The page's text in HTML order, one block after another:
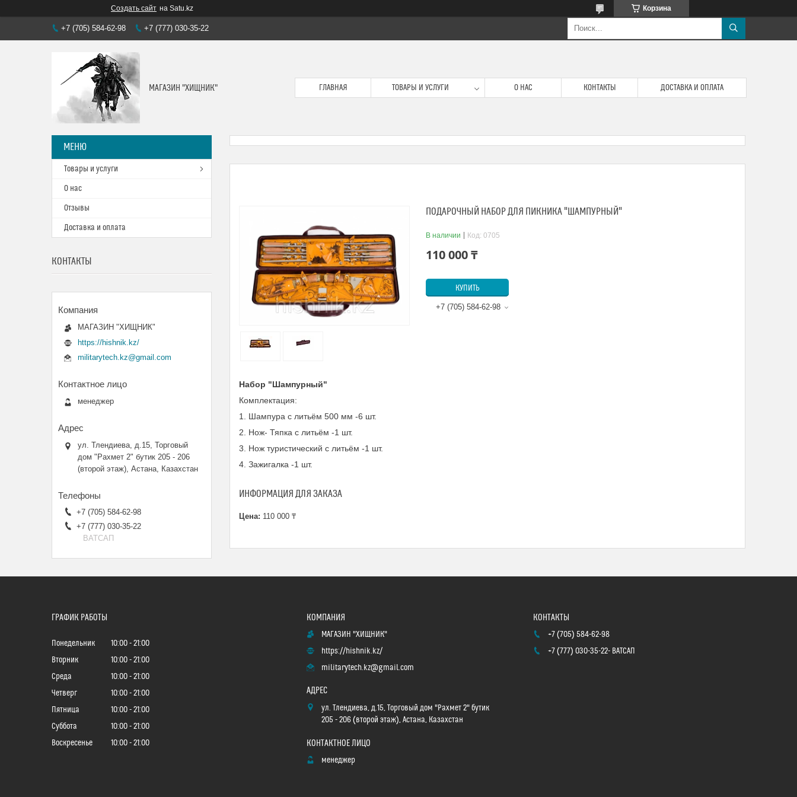
Создать сайт на Satu.kz Корзина
+7 (705) 584-62-98 +7 (777) 030-35-22
МАГАЗИН "ХИЩНИК" ГЛАВНАЯ ТОВАРЫ И УСЛУГИ О НАС КОНТАКТЫ ДОСТАВКА И ОПЛАТА
ПОДАРОЧНЫЙ НАБОР ДЛЯ ПИКНИКА "ШАМПУРНЫЙ"
В наличии Код: 0705
110 000 ₸
КУПИТЬ
+7 (705) 584-62-98
Набор "Шампурный"
Комплектация:
1. Шампура с литьём 500 мм -6 шт.
2. Нож- Тяпка с литьём -1 шт.
3. Нож туристический с литьём -1 шт.
4. Зажигалка -1 шт.
ИНФОРМАЦИЯ ДЛЯ ЗАКАЗА
Цена: 110 000 ₸
Товары и услуги
О нас
Отзывы
Доставка и оплата
КОНТАКТЫ
МАГАЗИН "ХИЩНИК"
https://hishnik.kz/
militarytech.kz@gmail.com
менеджер
ул. Тлендиева, д.15, Торговый
дом "Рахмет 2" бутик 205 - 206
(второй этаж), Астана, Казахстан
+7 (705) 584-62-98
+7 (777) 030-35-22
ВАТСАП
ГРАФИК РАБОТЫ
Понедельник 10:00
21:00
Вторник
10:00
21:00
Среда
10:00
21:00
Четверг
10:00
21:00
Пятница
10:00
21:00
Суббота
10:00
21:00
Воскресенье
10:00 21:00
МАГАЗИН "ХИЩНИК"
https://hishnik.kz/
militarytech.kz@gmail.com
ул. Тлендиева, д.15, Торговый дом "Рахмет 2" бутик
205 - 206 (второй этаж), Астана, Казахстан
менеджер
+7 (705) 584-62-98
+7 (777) 030-35-22 ВАТСАП